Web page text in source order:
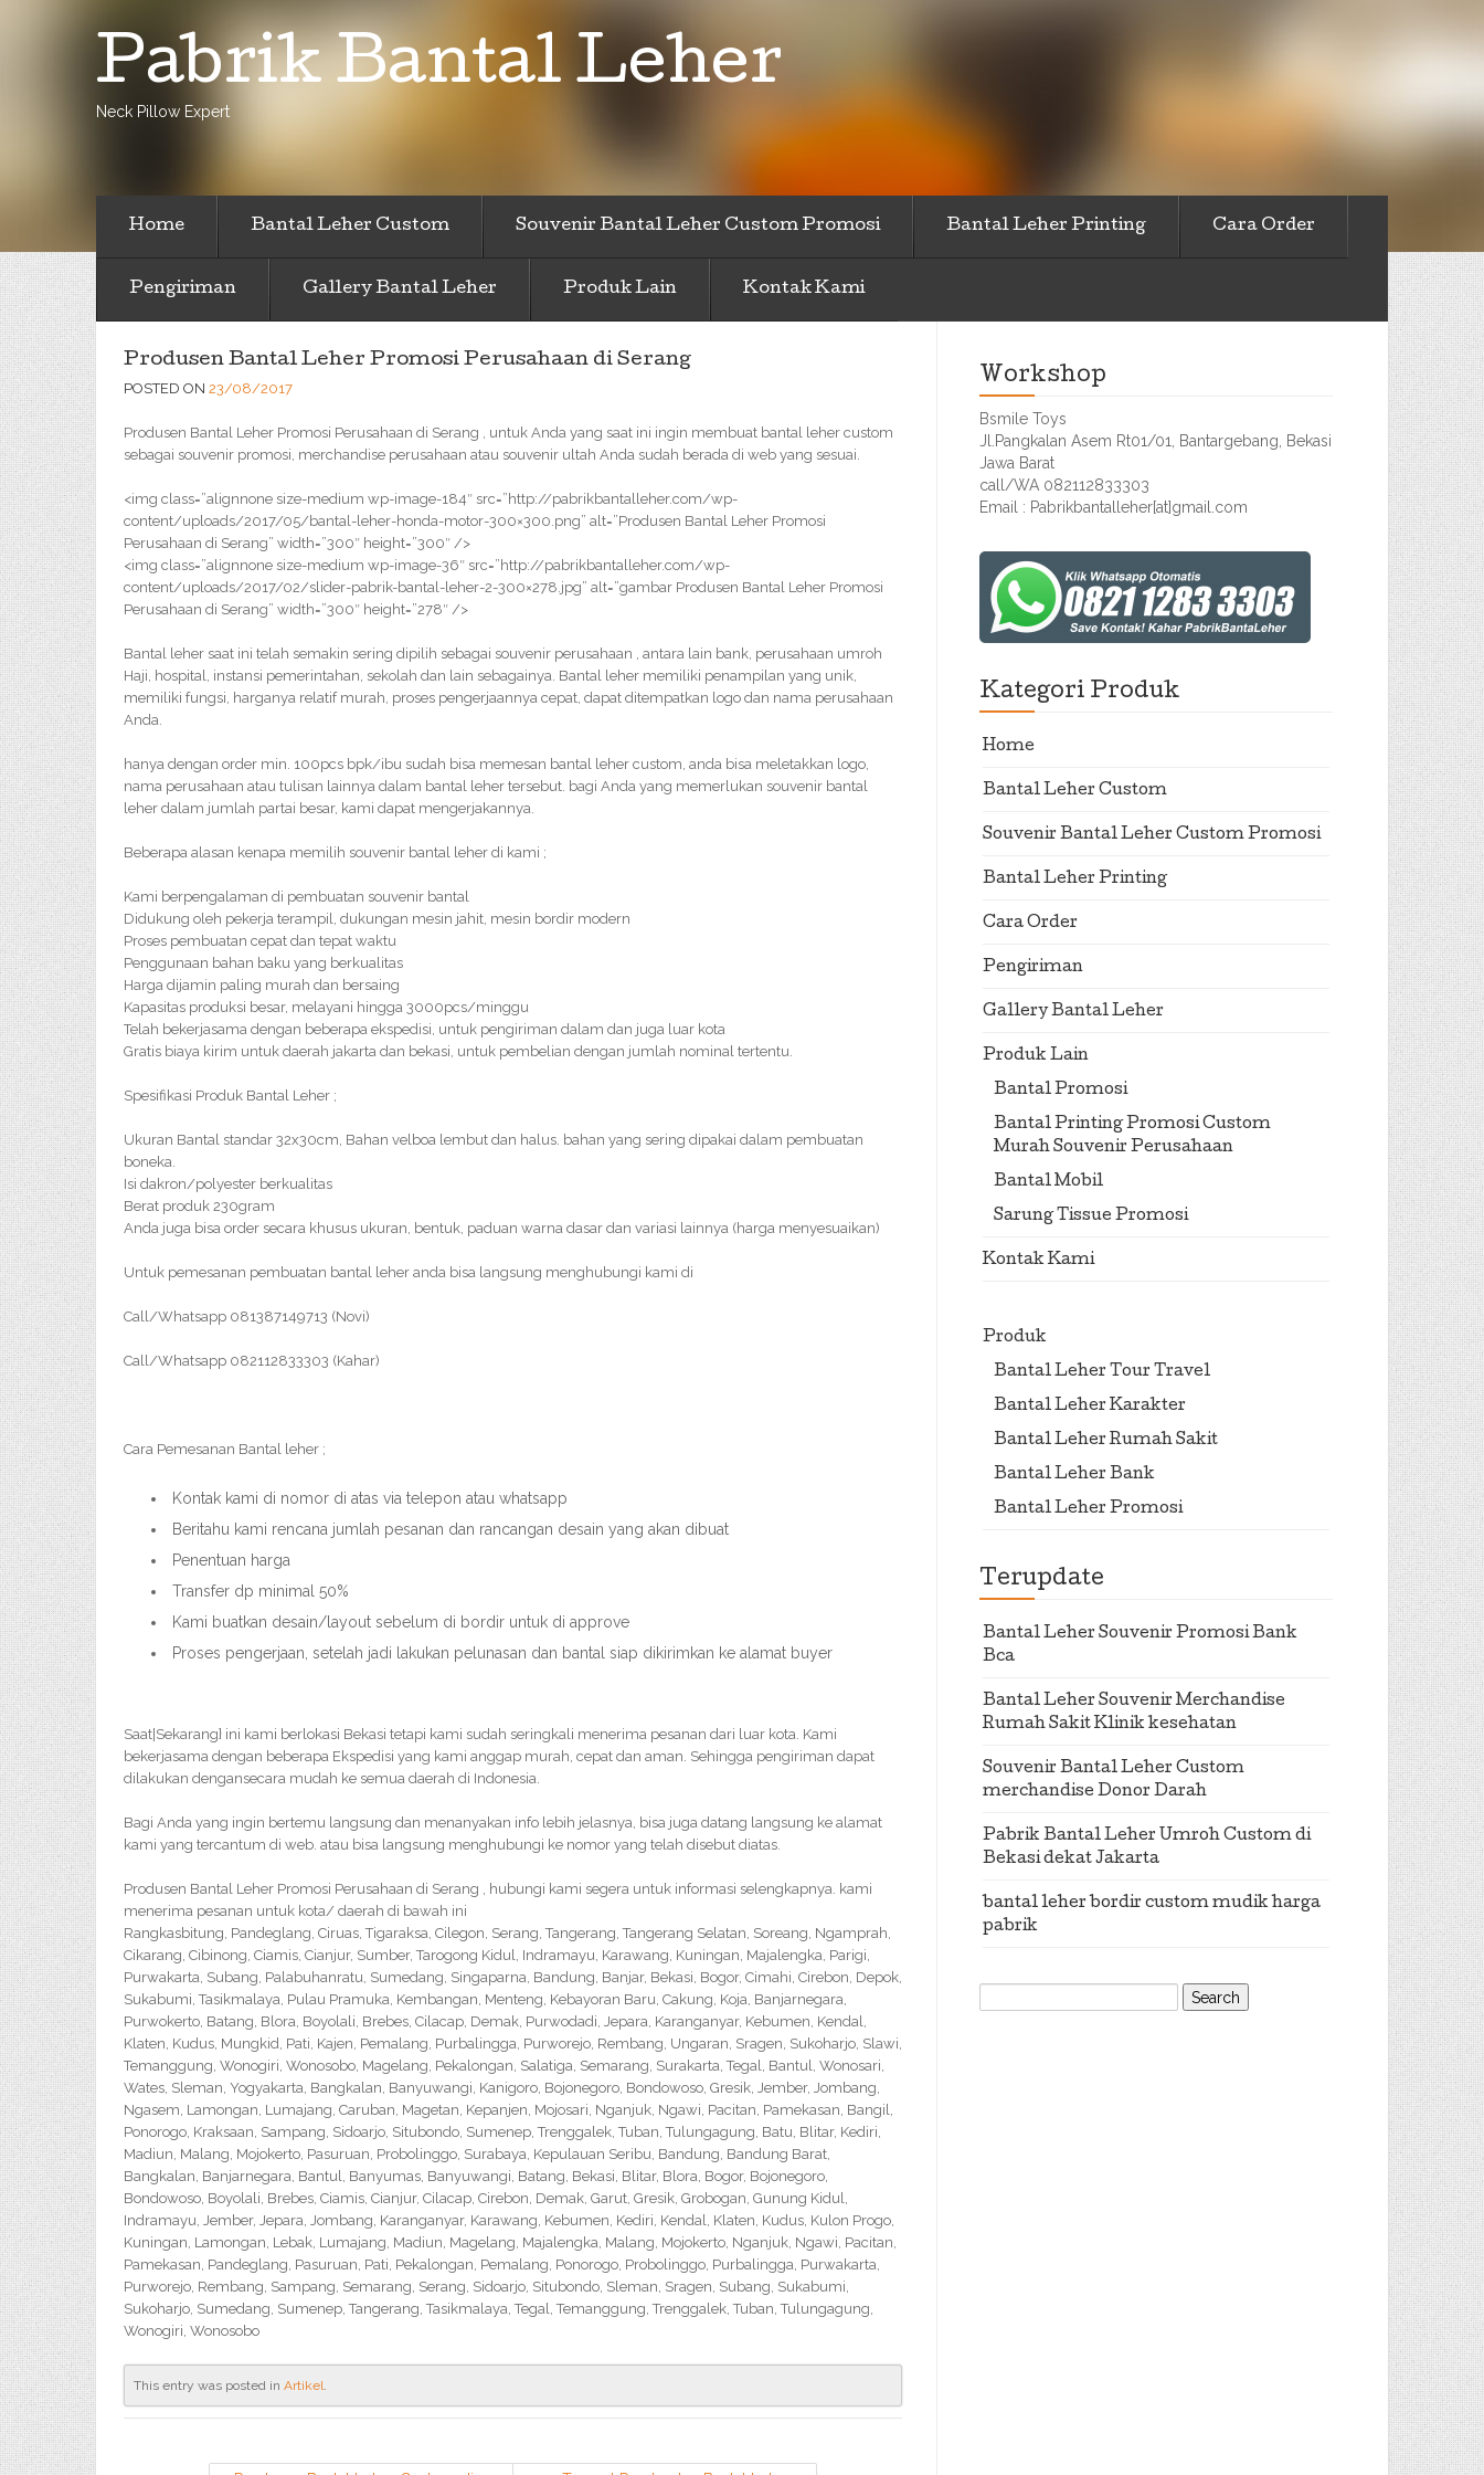
Pabrik Bantal Leher
Neck Pillow Expert
Home Bantal Leher Custom Souvenir Bantal Leher Custom Promosi Bantal Leher Printing Cara Order
Pengiriman Gallery Bantal Leher Produk Lain Kontak Kami
Produsen Bantal Leher Promosi Perusahaan di Serang
POSTED ON 23/08/2017
Produsen Bantal Leher Promosi Perusahaan di Serang , untuk Anda yang saat ini ingin membuat bantal leher custom
sebagai souvenir promosi, merchandise perusahaan atau souvenir ultah Anda sudah berada di web yang sesuai.
<img class=”alignnone size-medium wp-image-184″ src=”http://pabrikbantalleher.com/wp-
content/uploads/2017/05/bantal-leher-honda-motor-300×300.png” alt=”Produsen Bantal Leher Promosi
Perusahaan di Serang” width=”300″ height=”300″ />
<img class=”alignnone size-medium wp-image-36″ src=”http://pabrikbantalleher.com/wp-
content/uploads/2017/02/slider-pabrik-bantal-leher-2-300×278.jpg” alt=”gambar Produsen Bantal Leher Promosi
Perusahaan di Serang” width=”300″ height=”278″ />
Bantal leher saat ini telah semakin sering dipilih sebagai souvenir perusahaan , antara lain bank, perusahaan umroh
Haji, hospital, instansi pemerintahan, sekolah dan lain sebagainya. Bantal leher memiliki penampilan yang unik,
memiliki fungsi, harganya relatif murah, proses pengerjaannya cepat, dapat ditempatkan logo dan nama perusahaan
Anda.
hanya dengan order min. 100pcs bpk/ibu sudah bisa memesan bantal leher custom, anda bisa meletakkan logo,
nama perusahaan atau tulisan lainnya dalam bantal leher tersebut. bagi Anda yang memerlukan souvenir bantal
leher dalam jumlah partai besar, kami dapat mengerjakannya.
Beberapa alasan kenapa memilih souvenir bantal leher di kami ;
Kami berpengalaman di pembuatan souvenir bantal
Didukung oleh pekerja terampil, dukungan mesin jahit, mesin bordir modern
Proses pembuatan cepat dan tepat waktu
Penggunaan bahan baku yang berkualitas
Harga dijamin paling murah dan bersaing
Kapasitas produksi besar, melayani hingga 3000pcs/minggu
Telah bekerjasama dengan beberapa ekspedisi, untuk pengiriman dalam dan juga luar kota
Gratis biaya kirim untuk daerah jakarta dan bekasi, untuk pembelian dengan jumlah nominal tertentu.
Spesifikasi Produk Bantal Leher ;
Ukuran Bantal standar 32x30cm, Bahan velboa lembut dan halus. bahan yang sering dipakai dalam pembuatan
boneka.
Isi dakron/polyester berkualitas
Berat produk 230gram
Anda juga bisa order secara khusus ukuran, bentuk, paduan warna dasar dan variasi lainnya (harga menyesuaikan)
Untuk pemesanan pembuatan bantal leher anda bisa langsung menghubungi kami di
Call/Whatsapp 081387149713 (Novi)
Call/Whatsapp 082112833303 (Kahar)
Cara Pemesanan Bantal leher ;
Kontak kami di nomor di atas via telepon atau whatsapp
Beritahu kami rencana jumlah pesanan dan rancangan desain yang akan dibuat
Penentuan harga
Transfer dp minimal 50%
Kami buatkan desain/layout sebelum di bordir untuk di approve
Proses pengerjaan, setelah jadi lakukan pelunasan dan bantal siap dikirimkan ke alamat buyer
Saat|Sekarang} ini kami berlokasi Bekasi tetapi kami sudah seringkali menerima pesanan dari luar kota. Kami
bekerjasama dengan beberapa Ekspedisi yang kami anggap murah, cepat dan aman. Sehingga pengiriman dapat
dilakukan dengansecara mudah ke semua daerah di Indonesia.
Bagi Anda yang ingin bertemu langsung dan menanyakan info lebih jelasnya, bisa juga datang langsung ke alamat
kami yang tercantum di web. atau bisa langsung menghubungi ke nomor yang telah disebut diatas.
Produsen Bantal Leher Promosi Perusahaan di Serang , hubungi kami segera untuk informasi selengkapnya. kami
menerima pesanan untuk kota/ daerah di bawah ini
Rangkasbitung, Pandeglang, Ciruas, Tigaraksa, Cilegon, Serang, Tangerang, Tangerang Selatan, Soreang, Ngamprah,
Cikarang, Cibinong, Ciamis, Cianjur, Sumber, Tarogong Kidul, Indramayu, Karawang, Kuningan, Majalengka, Parigi,
Purwakarta, Subang, Palabuhanratu, Sumedang, Singaparna, Bandung, Banjar, Bekasi, Bogor, Cimahi, Cirebon, Depok,
Sukabumi, Tasikmalaya, Pulau Pramuka, Kembangan, Menteng, Kebayoran Baru, Cakung, Koja, Banjarnegara,
Purwokerto, Batang, Blora, Boyolali, Brebes, Cilacap, Demak, Purwodadi, Jepara, Karanganyar, Kebumen, Kendal,
Klaten, Kudus, Mungkid, Pati, Kajen, Pemalang, Purbalingga, Purworejo, Rembang, Ungaran, Sragen, Sukoharjo, Slawi,
Temanggung, Wonogiri, Wonosobo, Magelang, Pekalongan, Salatiga, Semarang, Surakarta, Tegal, Bantul, Wonosari,
Wates, Sleman, Yogyakarta, Bangkalan, Banyuwangi, Kanigoro, Bojonegoro, Bondowoso, Gresik, Jember, Jombang,
Ngasem, Lamongan, Lumajang, Caruban, Magetan, Kepanjen, Mojosari, Nganjuk, Ngawi, Pacitan, Pamekasan, Bangil,
Ponorogo, Kraksaan, Sampang, Sidoarjo, Situbondo, Sumenep, Trenggalek, Tuban, Tulungagung, Batu, Blitar, Kediri,
Madiun, Malang, Mojokerto, Pasuruan, Probolinggo, Surabaya, Kepulauan Seribu, Bandung, Bandung Barat,
Bangkalan, Banjarnegara, Bantul, Banyumas, Banyuwangi, Batang, Bekasi, Blitar, Blora, Bogor, Bojonegoro,
Bondowoso, Boyolali, Brebes, Ciamis, Cianjur, Cilacap, Cirebon, Demak, Garut, Gresik, Grobogan, Gunung Kidul,
Indramayu, Jember, Jepara, Jombang, Karanganyar, Karawang, Kebumen, Kediri, Kendal, Klaten, Kudus, Kulon Progo,
Kuningan, Lamongan, Lebak, Lumajang, Madiun, Magelang, Majalengka, Malang, Mojokerto, Nganjuk, Ngawi, Pacitan,
Pamekasan, Pandeglang, Pasuruan, Pati, Pekalongan, Pemalang, Ponorogo, Probolinggo, Purbalingga, Purwakarta,
Purworejo, Rembang, Sampang, Semarang, Serang, Sidoarjo, Situbondo, Sleman, Sragen, Subang, Sukabumi,
Sukoharjo, Sumedang, Sumenep, Tangerang, Tasikmalaya, Tegal, Temanggung, Trenggalek, Tuban, Tulungagung,
Wonogiri, Wonosobo
This entry was posted in Artikel.
Workshop
Bsmile Toys
Jl.Pangkalan Asem Rt01/01, Bantargebang, Bekasi
Jawa Barat
call/WA 082112833303
Email : Pabrikbantalleher[at]gmail.com
Kategori Produk
Home
Bantal Leher Custom
Souvenir Bantal Leher Custom Promosi
Bantal Leher Printing
Cara Order
Pengiriman
Gallery Bantal Leher
Produk Lain
Bantal Promosi
Bantal Printing Promosi Custom
Murah Souvenir Perusahaan
Bantal Mobil
Sarung Tissue Promosi
Kontak Kami
Produk
Bantal Leher Tour Travel
Bantal Leher Karakter
Bantal Leher Rumah Sakit
Bantal Leher Bank
Bantal Leher Promosi
Terupdate
Bantal Leher Souvenir Promosi Bank
Bca
Bantal Leher Souvenir Merchandise
Rumah Sakit Klinik kesehatan
Souvenir Bantal Leher Custom
merchandise Donor Darah
Pabrik Bantal Leher Umroh Custom di
Bekasi dekat Jakarta
bantal leher bordir custom mudik harga
pabrik
Search
for: